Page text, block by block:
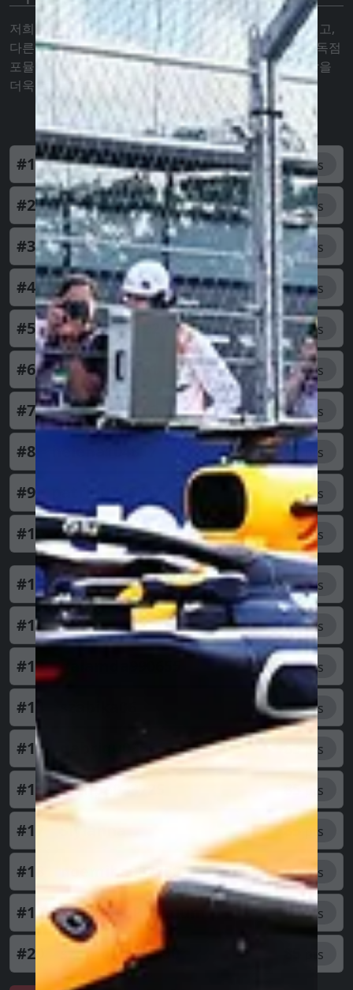
저희의 포뮬러 1 예측 게임으로 플레이하고, 포인트를 얻고,
다른 플레이어와 경쟁하며, 모든 F1 레이스 후에 선택한 독점
포뮬러 1 모자를 얻어보세요! 지금 등록하고 레이스 주말을
더욱 흥미진진하게 만들어 보세요!
#1 h.miraaa 145pts
#2 evape332339 120pts
#3 kristba329157 110 pts
#4 kriszlu318863 100pts
#5 Márkinnyosz209227 100pts
#6 zsoltva596601 95pts
#7 jozseto176263 90pts
#8 helena104817 90 pts
#9 90pts
#10 Imóca 85pts
#11 angi 85pts
#12 beata 85pts
#13 galamda990655 85pts
#14 85pts
#15 gabrigu036667 85pts
#16 attilpa033725 85 pts
#17 Slylanna 85 pts
#18 noemiha082759 85pts
#19 #némethPrémium 85pts
#20 szamozo583850 pts